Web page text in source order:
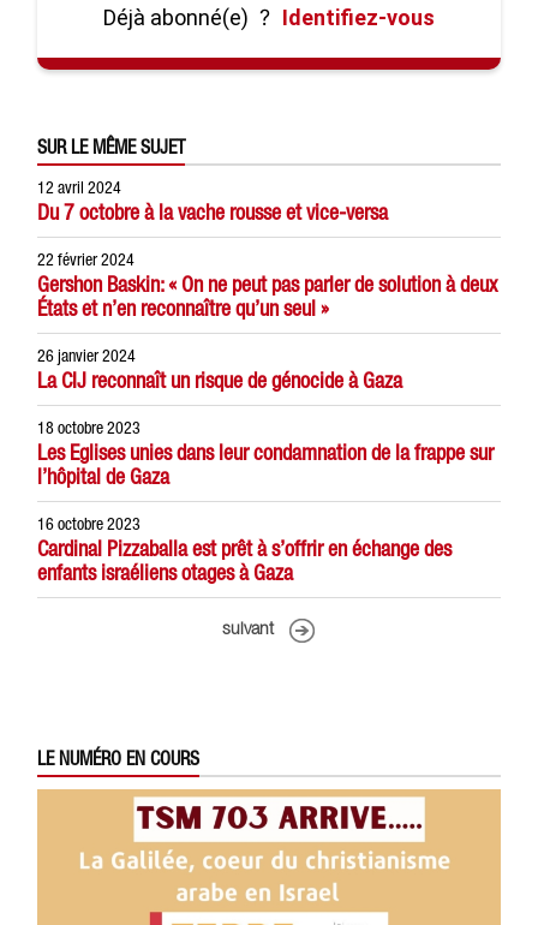
Déjà abonné(e) ? Identifiez-vous
SUR LE MÊME SUJET
12 avril 2024
Du 7 octobre à la vache rousse et vice-versa
22 février 2024
Gershon Baskin: « On ne peut pas parler de solution à deux
États et n’en reconnaître qu’un seul »
26 janvier 2024
La CIJ reconnaît un risque de génocide à Gaza
18 octobre 2023
Les Eglises unies dans leur condamnation de la frappe sur
l’hôpital de Gaza
16 octobre 2023
Cardinal Pizzaballa est prêt à s’offrir en échange des
enfants israéliens otages à Gaza
suivant
LE NUMÉRO EN COURS